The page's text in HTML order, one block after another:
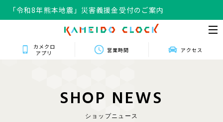
「令和8年熊本地震」災害義援金受付のご案内
カメクロ
アプリ
営業時間 アクセス
SHOP NEWS
ショップニュース